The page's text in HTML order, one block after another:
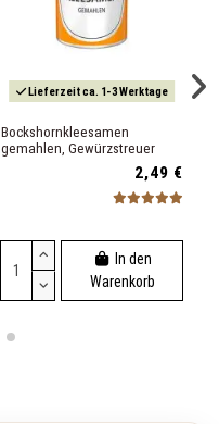
Lieferzeit ca. 1-3 Werktage
Bockshornkleesamen
gemahlen, Gewürzstreuer
2,49 €
In den
Warenkorb